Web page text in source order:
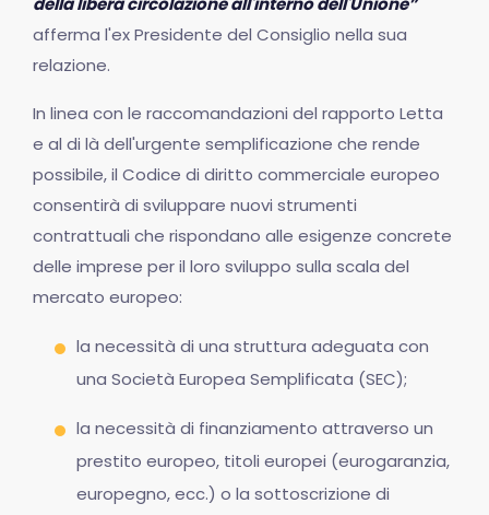
afferma l'ex Presidente del Consiglio nella sua
relazione.
In linea con le raccomandazioni del rapporto Letta
e al di là dell'urgente semplificazione che rende
possibile, il Codice di diritto commerciale europeo
consentirà di sviluppare nuovi strumenti
contrattuali che rispondano alle esigenze concrete
delle imprese per il loro sviluppo sulla scala del
mercato europeo:
la necessità di una struttura adeguata con
una Società Europea Semplificata (SEC);
la necessità di finanziamento attraverso un
prestito europeo, titoli europei (eurogaranzia,
europegno, ecc.) o la sottoscrizione di